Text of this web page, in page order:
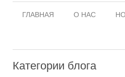
ГЛАВНАЯ О НАС
Категории блога